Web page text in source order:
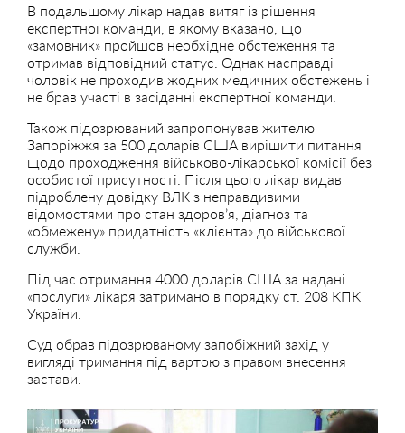
В подальшому лікар надав витяг із рішення
експертної команди, в якому вказано, що
«замовник» пройшов необхідне обстеження та
отримав відповідний статус. Однак насправді
чоловік не проходив жодних медичних обстежень і
не брав участі в засіданні експертної команди.
Також підозрюваний запропонував жителю
Запоріжжя за 500 доларів США вирішити питання
щодо проходження військово-лікарської комісії без
особистої присутності. Після цього лікар видав
підроблену довідку ВЛК з неправдивими
відомостями про стан здоров’я, діагноз та
«обмежену» придатність «клієнта» до військової
служби.
Під час отримання 4000 доларів США за надані
«послуги» лікаря затримано в порядку ст. 208 КПК
України.
Суд обрав підозрюваному запобіжний захід у
вигляді тримання під вартою з правом внесення
застави.